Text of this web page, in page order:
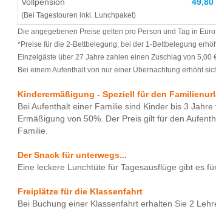
(Bei Tagestouren inkl. Lunchpaket)
Die angegebenen Preise gelten pro Person und Tag in
*Preise für die 2-Bettbelegung, bei der 1-Bettbelegung
Einzelgäste über 27 Jahre zahlen einen Zuschlag von 5,00
Bei einem Aufenthalt von nur einer Übernachtung erhöht
Kinderermäßigung - Speziell für den
Bei Aufenthalt einer Familie sind Kinder bis 3
Ermäßigung von 50%. Der Preis gilt für den
Familie.
Der Snack für unterwegs...
Eine leckere Lunchtüte für Tagesausflüge gibt es
Freiplätze für die Klassenfahrt
Bei Buchung einer Klassenfahrt erhalten Sie 2